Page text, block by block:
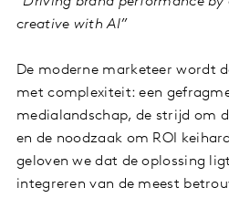
creative with AI”
De moderne marketeer wordt
met complexiteit: een
medialandschap, de strijd om
en de noodzaak om ROI
geloven we dat de oplossing
integreren van de meest